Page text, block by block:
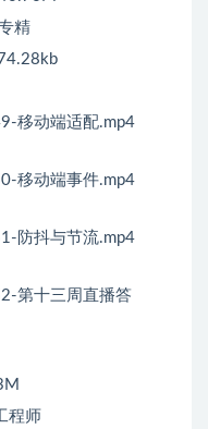
精
移动端适配.mp4
移动端事件.mp4
防抖与节流.mp4
第十三周直播答
程师